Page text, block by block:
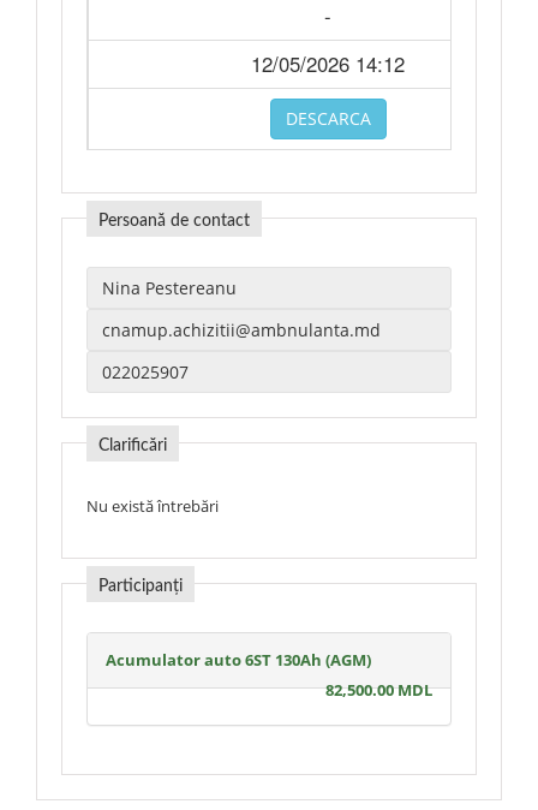
-
12/05/2026 14:12
DESCARCA
Persoană de contact
Clarificări
Nu există întrebări
Participanți
Acumulator auto 6ST 130Ah (AGM)
82,500.00 MDL